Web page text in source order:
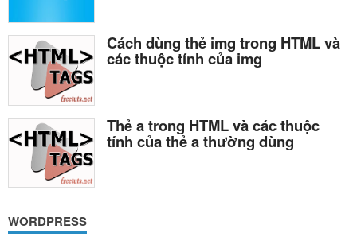
Cách dùng thẻ img trong HTML và
các thuộc tính của img
Thẻ a trong HTML và các thuộc
tính của thẻ a thường dùng
WORDPRESS